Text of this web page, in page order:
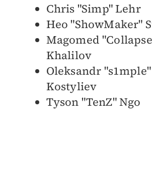
Chris "Simp" Lehr
Heo "ShowMaker"
Magomed
Khalilov
Oleksandr "s1mple"
Kostyliev
Tyson "TenZ" Ngo